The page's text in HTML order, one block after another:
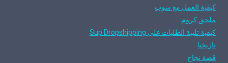
كيفية العمل مع سوب
ملحق كروم
كيفية تلبية الطلبات على Sup Dropshipping
تاريخنا
قصة نجاح